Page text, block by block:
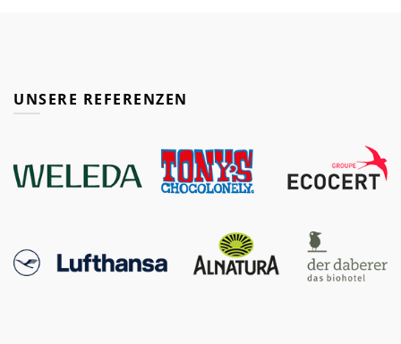
UNSERE REFERENZEN